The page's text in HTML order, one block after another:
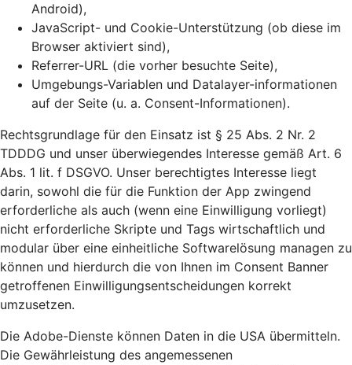
Android),
JavaScript- und Cookie-Unterstützung (ob diese im
Browser aktiviert sind),
Referrer-URL (die vorher besuchte Seite),
Umgebungs-Variablen und Datalayer-informationen
auf der Seite (u. a. Consent-Informationen).
Rechtsgrundlage für den Einsatz ist § 25 Abs. 2 Nr. 2
TDDDG und unser überwiegendes Interesse gemäß Art. 6
Abs. 1 lit. f DSGVO. Unser berechtigtes Interesse liegt
darin, sowohl die für die Funktion der App zwingend
erforderliche als auch (wenn eine Einwilligung vorliegt)
nicht erforderliche Skripte und Tags wirtschaftlich und
modular über eine einheitliche Softwarelösung managen zu
können und hierdurch die von Ihnen im Consent Banner
getroffenen Einwilligungsentscheidungen korrekt
umzusetzen.
Die Adobe-Dienste können Daten in die USA übermitteln.
Die Gewährleistung des angemessenen